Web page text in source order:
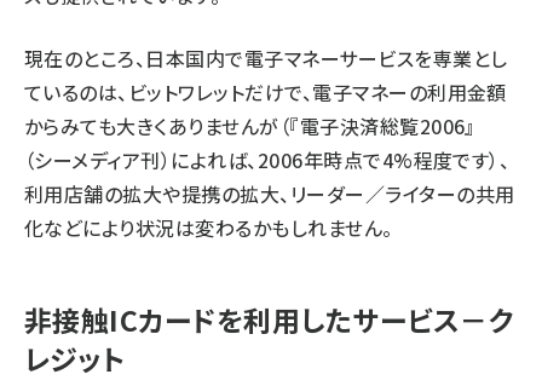
現在のところ、日本国内で電子マネーサービスを専業とし
ているのは、ビットワレットだけで、電子マネーの利用金額
からみても大きくありませんが（『電子決済総覧2006』
（シーメディア刊）によれば、2006年時点で4%程度です）、
利用店舗の拡大や提携の拡大、リーダー／ライターの共用
化などにより状況は変わるかもしれません。
非接触ICカードを利用したサービス－ク
レジット